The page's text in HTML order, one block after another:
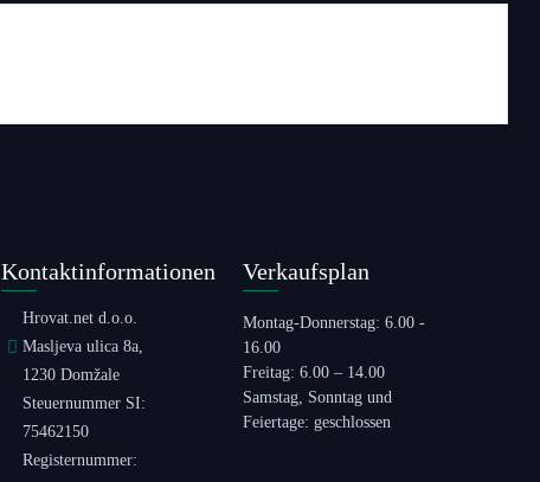
Kontaktinformationen
Hrovat.net d.o.o.
Masljeva ulica 8a,
1230 Domžale
Steuernummer SI:
75462150
Registernummer:
Verkaufsplan
Montag-Donnerstag: 6.00 -
16.00
Freitag: 6.00 – 14.00
Samstag, Sonntag und
Feiertage: geschlossen